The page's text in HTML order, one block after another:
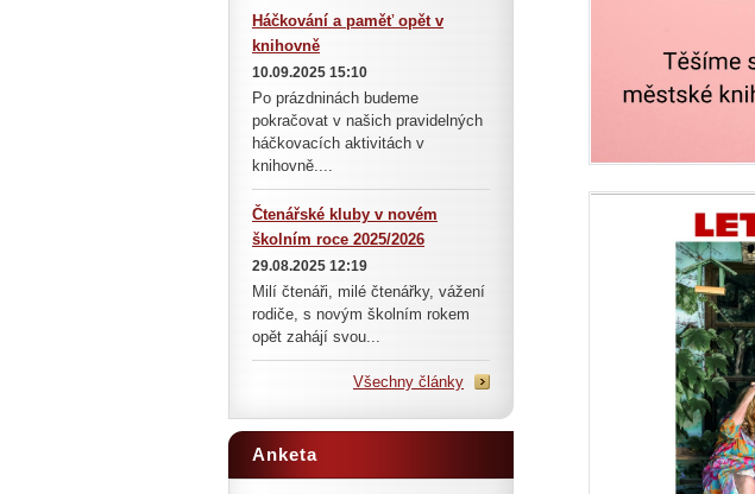
Háčkování a paměť opět v
knihovně
10.09.2025 15:10
Po prázdninách budeme
pokračovat v našich pravidelných
háčkovacích aktivitách v
knihovně....
Čtenářské kluby v novém
školním roce 2025/2026
29.08.2025 12:19
Milí čtenáři, milé čtenářky, vážení
rodiče, s novým školním rokem
opět zahájí svou...
Všechny články
Anketa